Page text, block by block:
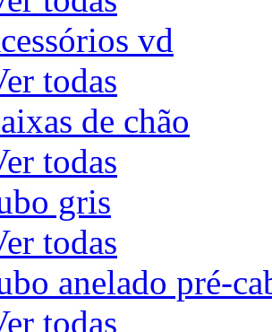
vd
todas
de chão
todas
gris
todas
anelado pré-
todas